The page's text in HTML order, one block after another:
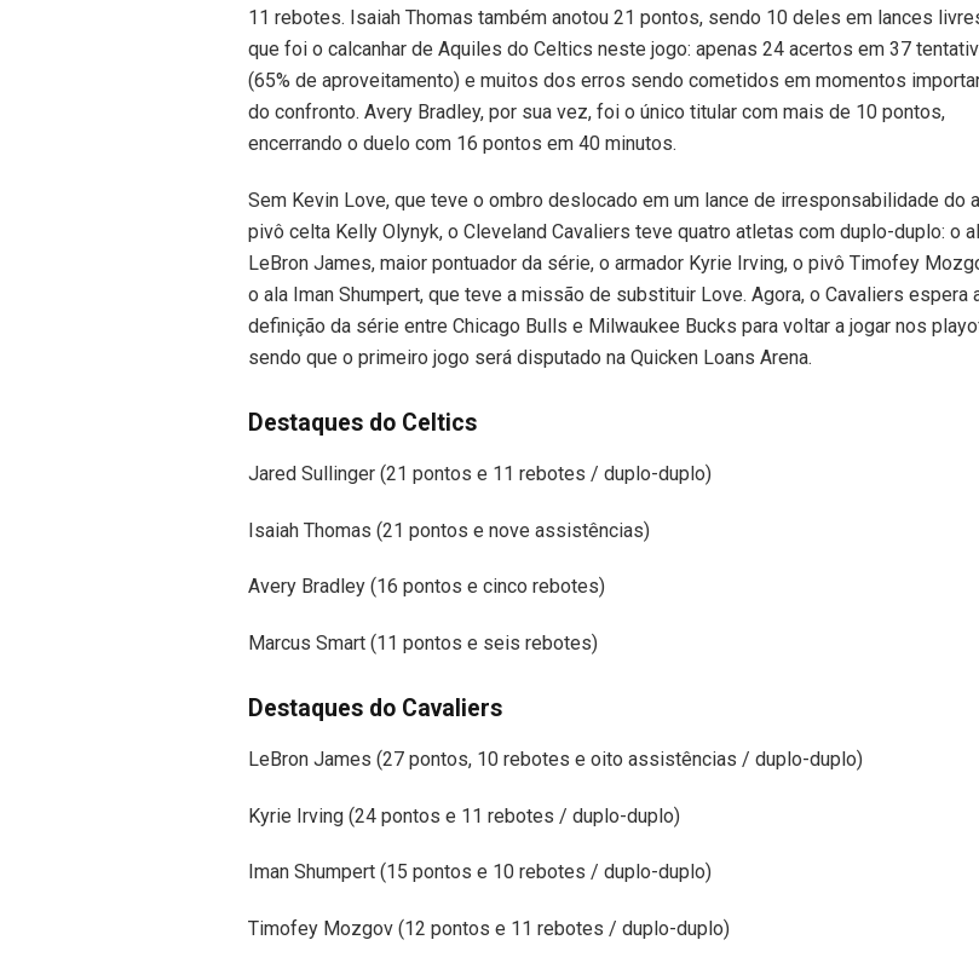
11 rebotes. Isaiah Thomas também anotou 21 pontos, sendo 10 deles em lances
que foi o calcanhar de Aquiles do Celtics neste jogo: apenas 24 acertos em 37
(65% de aproveitamento) e muitos dos erros sendo cometidos em momentos
do confronto. Avery Bradley, por sua vez, foi o único titular com mais de 10 pontos,
encerrando o duelo com 16 pontos em 40 minutos.
Sem Kevin Love, que teve o ombro deslocado em um lance de irresponsabilidade do
pivô celta Kelly Olynyk, o Cleveland Cavaliers teve quatro atletas com duplo-duplo: o
LeBron James, maior pontuador da série, o armador Kyrie Irving, o pivô Timofey
o ala Iman Shumpert, que teve a missão de substituir Love. Agora, o Cavaliers espera
definição da série entre Chicago Bulls e Milwaukee Bucks para voltar a jogar nos
sendo que o primeiro jogo será disputado na Quicken Loans Arena.
Destaques do Celtics
Jared Sullinger (21 pontos e 11 rebotes / duplo-duplo)
Isaiah Thomas (21 pontos e nove assistências)
Avery Bradley (16 pontos e cinco rebotes)
Marcus Smart (11 pontos e seis rebotes)
Destaques do Cavaliers
LeBron James (27 pontos, 10 rebotes e oito assistências / duplo-duplo)
Kyrie Irving (24 pontos e 11 rebotes / duplo-duplo)
Iman Shumpert (15 pontos e 10 rebotes / duplo-duplo)
Timofey Mozgov (12 pontos e 11 rebotes / duplo-duplo)